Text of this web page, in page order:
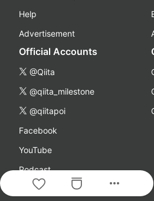
more_horiz
Help
Advertisement
Official Accounts
@Qiita
@qiita_milestone
@qiitapoi
Facebook
YouTube
Podcast
Company